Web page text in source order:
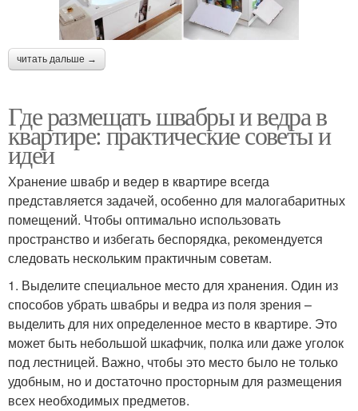
читать дальше →
Где размещать швабры и ведра в
квартире: практические советы и
идеи
Хранение швабр и ведер в квартире всегда
представляется задачей, особенно для малогабаритных
помещений. Чтобы оптимально использовать
пространство и избегать беспорядка, рекомендуется
следовать нескольким практичным советам.
1. Выделите специальное место для хранения. Один из
способов убрать швабры и ведра из поля зрения –
выделить для них определенное место в квартире. Это
может быть небольшой шкафчик, полка или даже уголок
под лестницей. Важно, чтобы это место было не только
удобным, но и достаточно просторным для размещения
всех необходимых предметов.